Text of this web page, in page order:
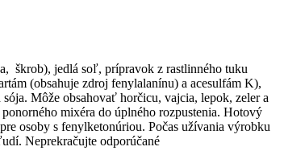
škrob), jedlá soľ, prípravok z rastlinného tuku
(obsahuje zdroj fenylalanínu) a acesulfám K),
Môže obsahovať horčicu, vajcia, lepok, zeler a
mixéra do úplného rozpustenia. Hotový
osoby s fenylketonúriou. Počas užívania výrobku
Neprekračujte odporúčané